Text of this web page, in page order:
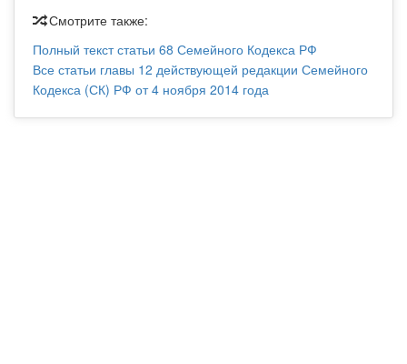
Смотрите также:
Полный текст статьи 68 Семейного Кодекса РФ
Все статьи главы 12 действующей редакции Семейного
Кодекса (СК) РФ от 4 ноября 2014 года